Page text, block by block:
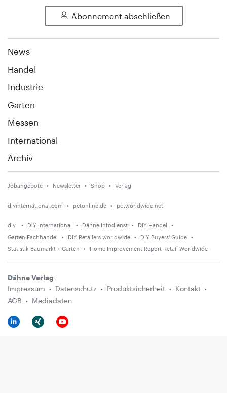
Abonnement abschließen
News
Handel
Industrie
Garten
Messen
International
Archiv
Jobangebote Newsletter Shop Verlag
diyinternational.com petonline.de petworldwide.net
diy DIY International Dähne Infodienst
DIY Handel
Garten Fachhandel
DIY Retailers worldwide
DIY Buyers' Guide
Statistik Baumarkt + Garten
Home Improvement Report Retail Worldwide
Dähne Verlag
Impressum
Datenschutz Produktsicherheit
Kontakt
AGB
Mediadaten